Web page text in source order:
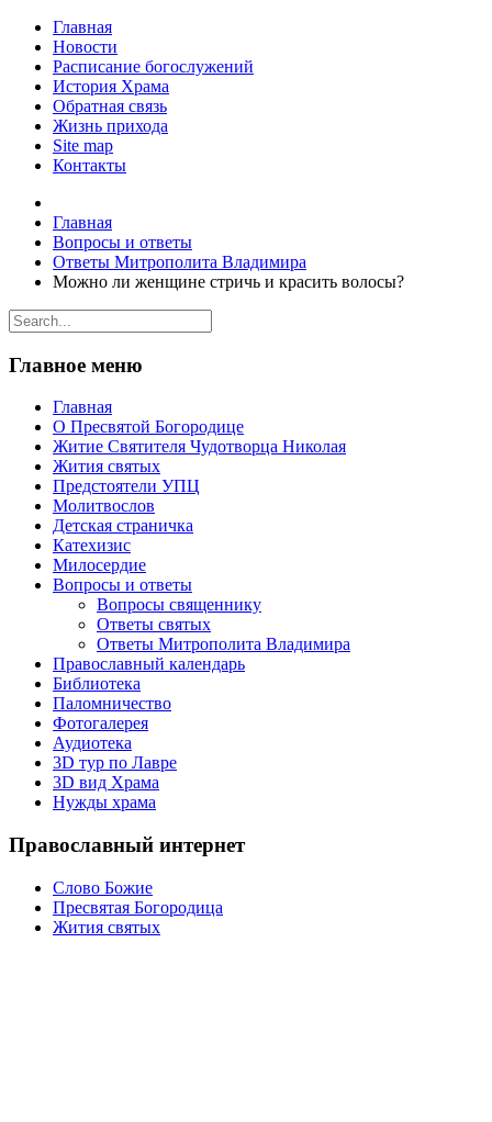
Главная
Новости
Расписание богослужений
История Храма
Обратная связь
Жизнь прихода
Site map
Контакты
Главная
Вопросы и ответы
Ответы Митрополита Владимира
Можно ли женщине стричь и красить волосы?
Главное меню
Главная
О Пресвятой Богородице
Житие Святителя Чудотворца Николая
Жития святых
Предстоятели УПЦ
Молитвослов
Детская страничка
Катехизис
Милосердие
Вопросы и ответы
Вопросы священнику
Ответы святых
Ответы Митрополита Владимира
Православный календарь
Библиотека
Паломничество
Фотогалерея
Аудиотека
3D тур по Лавре
3D вид Храма
Нужды храма
Православный интернет
Слово Божие
Пресвятая Богородица
Жития святых